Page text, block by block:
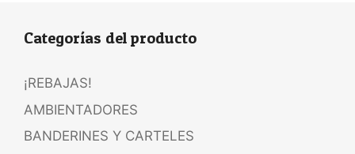
Categorías del producto
¡REBAJAS!
AMBIENTADORES
BANDERINES Y CARTELES